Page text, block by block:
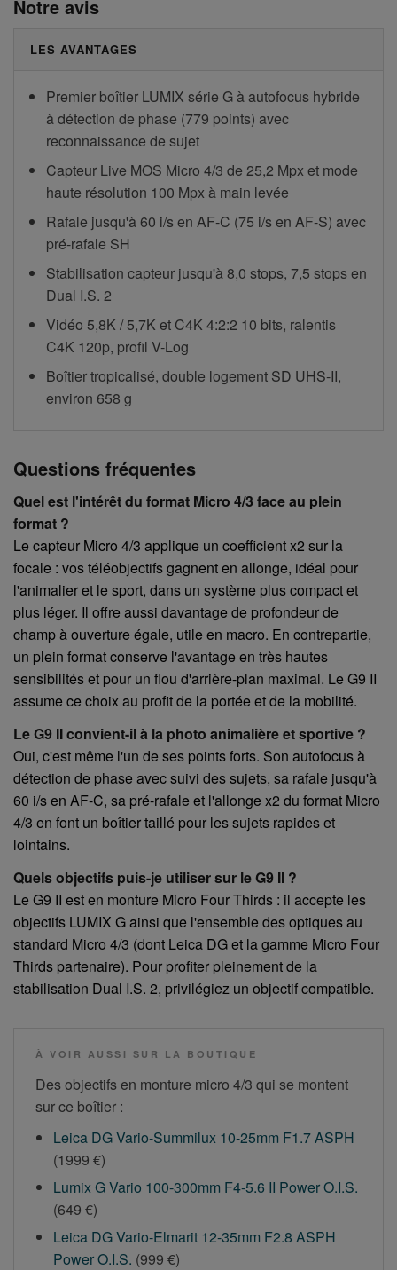
Notre avis
LES AVANTAGES
Premier boîtier LUMIX série G à autofocus hybride
à détection de phase (779 points) avec
reconnaissance de sujet
Capteur Live MOS Micro 4/3 de 25,2 Mpx et mode
haute résolution 100 Mpx à main levée
Rafale jusqu'à 60 i/s en AF-C (75 i/s en AF-S) avec
pré-rafale SH
Stabilisation capteur jusqu'à 8,0 stops, 7,5 stops en
Dual I.S. 2
Vidéo 5,8K / 5,7K et C4K 4:2:2 10 bits, ralentis
C4K 120p, profil V-Log
Boîtier tropicalisé, double logement SD UHS-II,
environ 658 g
Questions fréquentes
Quel est l'intérêt du format Micro 4/3 face au plein
format ?
Le capteur Micro 4/3 applique un coefficient x2 sur la
focale : vos téléobjectifs gagnent en allonge, idéal pour
l'animalier et le sport, dans un système plus compact et
plus léger. Il offre aussi davantage de profondeur de
champ à ouverture égale, utile en macro. En contrepartie,
un plein format conserve l'avantage en très hautes
sensibilités et pour un flou d'arrière-plan maximal. Le G9 II
assume ce choix au profit de la portée et de la mobilité.
Le G9 II convient-il à la photo animalière et sportive ?
Oui, c'est même l'un de ses points forts. Son autofocus à
détection de phase avec suivi des sujets, sa rafale jusqu'à
60 i/s en AF-C, sa pré-rafale et l'allonge x2 du format Micro
4/3 en font un boîtier taillé pour les sujets rapides et
lointains.
Quels objectifs puis-je utiliser sur le G9 II ?
Le G9 II est en monture Micro Four Thirds : il accepte les
objectifs LUMIX G ainsi que l'ensemble des optiques au
standard Micro 4/3 (dont Leica DG et la gamme Micro Four
Thirds partenaire). Pour profiter pleinement de la
stabilisation Dual I.S. 2, privilégiez un objectif compatible.
À VOIR AUSSI SUR LA BOUTIQUE
Des objectifs en monture micro 4/3 qui se montent
sur ce boîtier :
Leica DG Vario-Summilux 10-25mm F1.7 ASPH
(1999 €)
Lumix G Vario 100-300mm F4-5.6 II Power O.I.S.
(649 €)
Leica DG Vario-Elmarit 12-35mm F2.8 ASPH
Power O.I.S. (999 €)